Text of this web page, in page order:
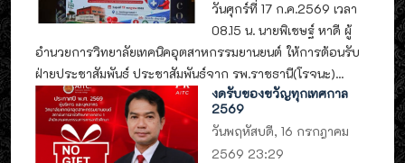
วันศุกร์ที่ 17 ก.ค.2569 เวลา
08.15 น. นายพิเชษฐ์ หาดี ผู้
อำนวยการวิทยาลัยเทคนิคอุตสาหกรรมยานยนต์ ให้การต้อนรับ
ฝ่ายประชาสัมพันธ์ ประชาสัมพันธ์จาก รพ.ราชธานี(โรจนะ)...
งดรับของขวัญทุกเทศกาล
2569
วันพฤหัสบดี, 16 กรกฎาคม
2569 23:29